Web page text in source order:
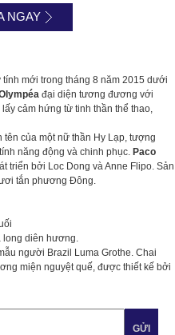
NGAY
mới trong tháng 8 năm 2015 dưới
đại diện tương đương với
cảm hứng từ tinh thần thể thao,
của một nữ thần Hy Lạp, tượng
năng động và chinh phục. Paco
triển bởi Loc Dong và Anne Flipo. Sản
tắn phương Đông.
long diên hương.
người Brazil Luma Grothe. Chai
miện nguyệt quế, được thiết kế bởi
GỬI